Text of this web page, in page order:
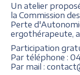
Un atelier
la Commission
Perte
ergothérapeute,
Participation
Par téléphone :
Par mail :